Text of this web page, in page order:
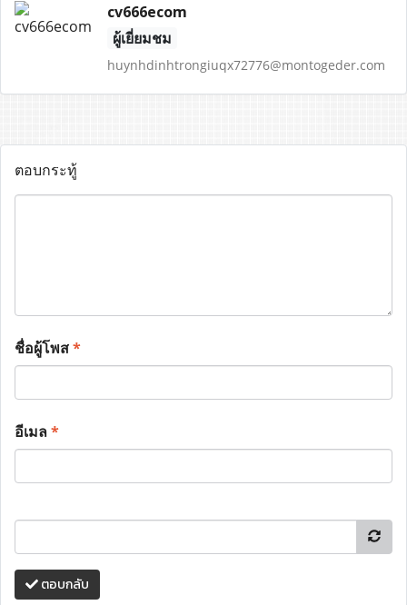
cv666ecom
ผู้เยี่ยมชม
huynhdinhtrongiuqx72776@montogeder.com
ตอบกระทู้
ชื่อผู้โพส*
อีเมล*
ตอบกลับ